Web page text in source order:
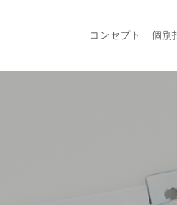
コンセプト 個別